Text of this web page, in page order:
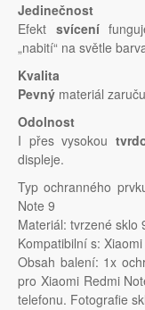
Jedinečnost
Efekt svícení
„nabití“ na světle
Kvalita
Pevný materiál
Odolnost
I přes vysokou
displeje.
Typ ochranného
Note 9
Materiál: tvrzené sklo
Kompatibilní s:
Obsah balení: 1x
pro Xiaomi Redmi
telefonu. Fotografie